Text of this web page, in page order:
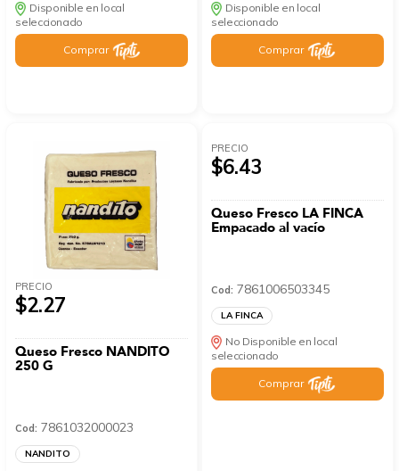
Disponible en local
seleccionado
Comprar
Disponible en local
seleccionado
Comprar
PRECIO
$2.27
Queso Fresco NANDITO
250 G
Cod: 7861032000023
NANDITO
PRECIO
$6.43
Queso Fresco LA FINCA
Empacado al vacío
Cod: 7861006503345
LA FINCA
No Disponible en local
seleccionado
Comprar